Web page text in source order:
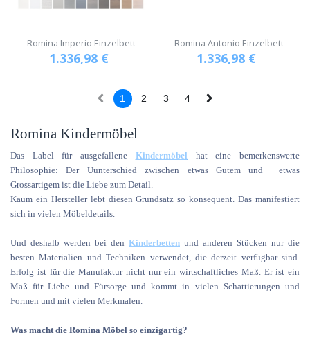
Romina Imperio Einzelbett
1.336,98€
Romina Antonio Einzelbett
1.336,98€
1 2 3 4
Romina Kindermöbel
Das Label für ausgefallene Kindermöbel hat eine bemerkenswerte
Philosophie: Der Uunterschied zwischen etwas Gutem und etwas
Grossartigem ist die Liebe zum Detail.
Kaum ein Hersteller lebt diesen Grundsatz so konsequent. Das manifestiert
sich in vielen Möbeldetails.
Und deshalb werden bei den Kinderbetten und anderen Stücken nur die
besten Materialien und Techniken verwendet, die derzeit verfügbar sind.
Erfolg ist für die Manufaktur nicht nur ein wirtschaftliches Maß. Er ist ein
Maß für Liebe und Fürsorge und kommt in vielen Schattierungen und
Formen und mit vielen Merkmalen.
Was macht die Romina Möbel so einzigartig?